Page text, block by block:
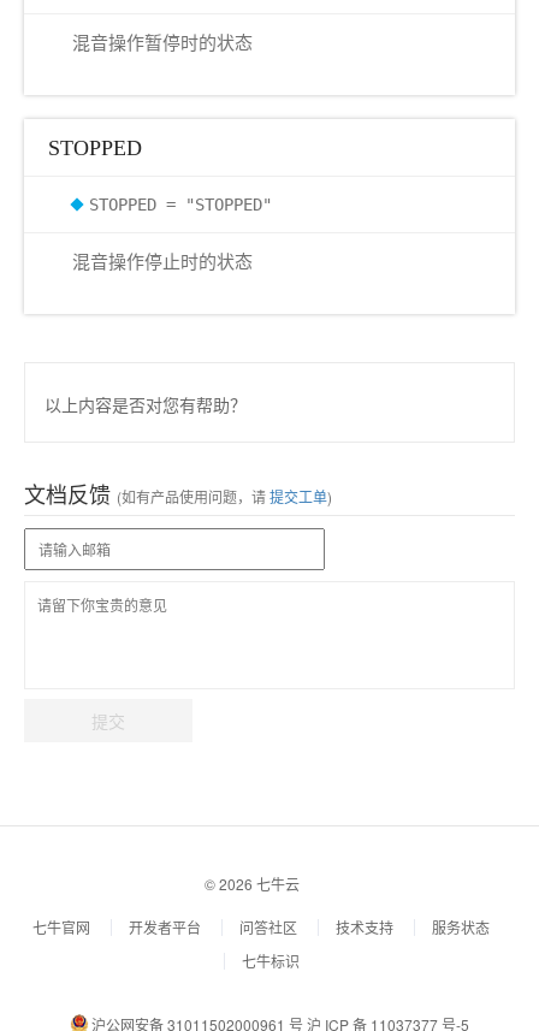
混音操作暂停时的状态
STOPPED
STOPPED = "STOPPED"
混音操作停止时的状态
以上内容是否对您有帮助？
文档反馈 (如有产品使用问题，请提交工单)
提交
© 2026 七牛云
七牛官网 开发者平台 问答社区 技术支持
服务状态
七牛标识
沪公网安备 31011502000961 号 沪 ICP 备 11037377 号-5